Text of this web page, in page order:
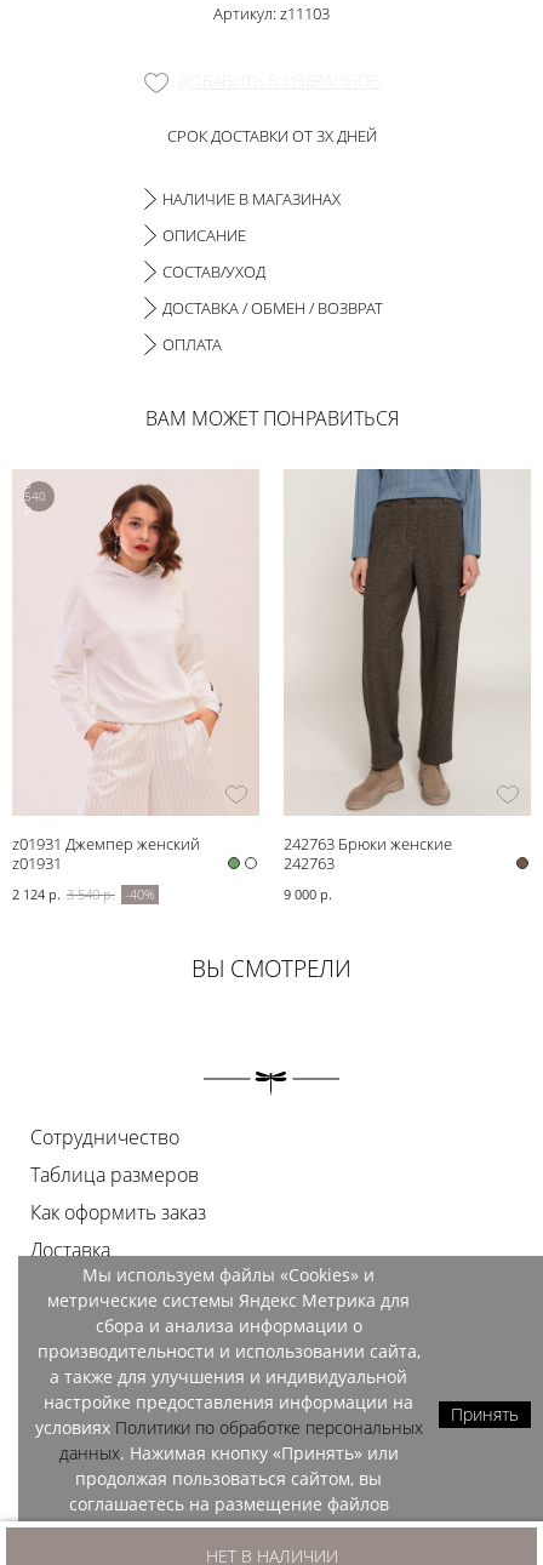
Артикул: z11103
НЕТ В НАЛИЧИИ
СРОК ДОСТАВКИ ОТ 3Х ДНЕЙ
НАЛИЧИЕ В МАГАЗИНАХ
ОПИСАНИЕ
СОСТАВ/УХОД
ДОСТАВКА / ОБМЕН / ВОЗВРАТ
ОПЛАТА
ВАМ МОЖЕТ ПОНРАВИТЬСЯ
3
540
р.
z01931 Джемпер женский
z01931
2 124 р. 3 540 р. -40%
242763 Брюки женские
242763
9 000 р.
ВЫ СМОТРЕЛИ
Сотрудничество
Таблица размеров
Как оформить заказ
Доставка
Оплата
Возврат
Документы
Контакты
Магазины
Мы используем файлы «Cookies» и
метрические системы Яндекс Метрика для
сбора и анализа информации о
производительности и использовании сайта,
а также для улучшения и индивидуальной
настройке предоставления информации на
условиях Политики по обработке персональных
данных. Нажимая кнопку «Принять» или
продолжая пользоваться сайтом, вы
соглашаетесь на размещение файлов
«Cookies» и обработку данных метрических
систем Яндекс Метрика.
Принять